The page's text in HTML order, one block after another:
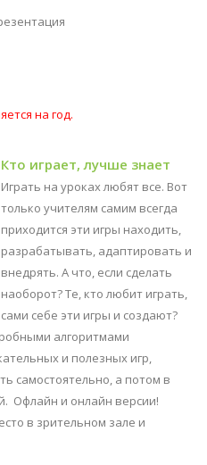
на год.
Кто играет, лучше знает
Играть на уроках любят все. Вот
только учителям самим всегда
приходится эти игры находить,
разрабатывать, адаптировать и
внедрять. А что, если сделать
наоборот? Те, кто любит играть,
сами себе эти игры и создают?
алгоритмами
и полезных игр,
самостоятельно, а потом в
Офлайн и онлайн версии!
в зрительном зале и